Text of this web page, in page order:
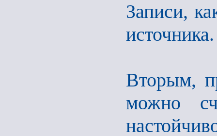
Записи,
источника.
Вторым,
можно